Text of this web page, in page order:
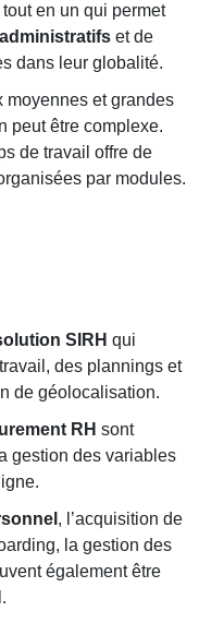
en un qui permet
et de
dans leur globalité.
moyennes et grandes
peut être complexe.
de travail offre de
par modules.
SIRH qui
des plannings et
de géolocalisation.
RH sont
gestion des variables
, l’acquisition de
la gestion des
également être